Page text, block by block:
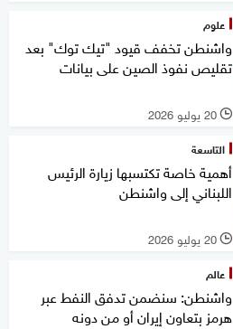
علوم
واشنطن تخفف قيود "تيك توك" بعد
تقليص نفوذ الصين على بيانات
l 20 يوليو 2026
التاسعة
أهمية خاصة تكتسبها زيارة الرئيس
اللبناني إلى واشنطن
l 20 يوليو 2026
عالم
واشنطن: سنضمن تدفق النفط عبر
هرمز بتعاون إيران أو من دونه